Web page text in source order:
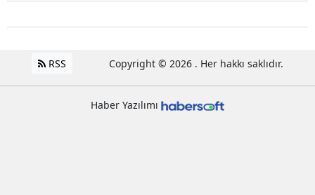
RSS Copyright © 2026 . Her hakkı saklıdır.
Haber Yazılımı